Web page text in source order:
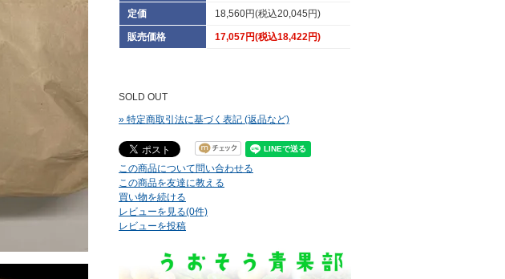
定価 18,560円(税込20,045円)
販売価格 17,057円(税込18,422円)
SOLD OUT
» 特定商取引法に基づく表記 (返品など)
この商品について問い合わせる
この商品を友達に教える
買い物を続ける
レビューを見る(0件)
レビューを投稿